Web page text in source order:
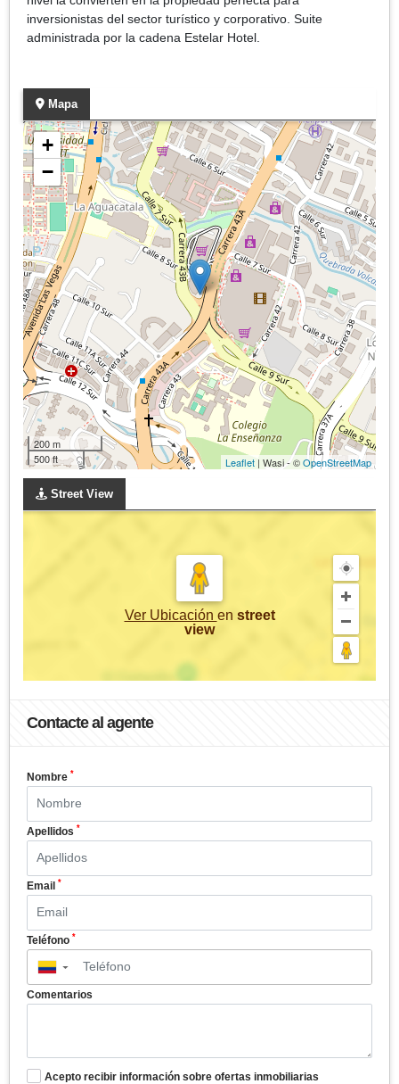
inversionistas del sector turístico y corporativo. Suite
administrada por la cadena Estelar Hotel.
Mapa
+
−
200 m
500 ft
Leaflet | Wasi - ©OpenStreetMap
Street View
Ver Ubicación en street
view
Contacte al agente
Nombre *
Apellidos *
Email *
Teléfono *
▼
Comentarios
Acepto recibir información sobre ofertas inmobiliarias